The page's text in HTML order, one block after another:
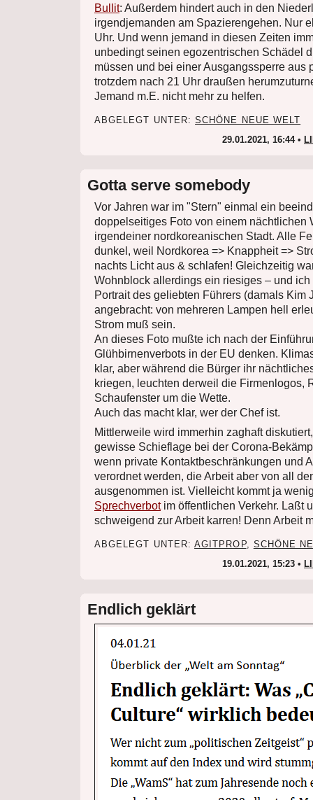
Bullit: Außerdem hindert auch in den
irgendjemanden am Spazierengehen. Nur
Uhr. Und wenn jemand in diesen Zeiten
unbedingt seinen egozentrischen Schädel
müssen und bei einer Ausgangssperre aus
trotzdem nach 21 Uhr draußen
Jemand m.E. nicht mehr zu helfen.
ABGELEGT UNTER:SCHÖNE NEUE WELT
29.01.2021, 16:44 •
Gotta serve somebody
Vor Jahren war im "Stern" einmal ein
doppelseitiges Foto von einem nächtlichen
irgendeiner nordkoreanischen Stadt. Alle
dunkel, weil Nordkorea => Knappheit =>
nachts Licht aus & schlafen! Gleichzeitig
Wohnblock allerdings ein riesiges – und
Portrait des geliebten Führers (damals Kim
angebracht: von mehreren Lampen hell
Strom muß sein.
An dieses Foto mußte ich nach der
Glühbirnenverbots in der EU denken.
klar, aber während die Bürger ihr
kriegen, leuchten derweil die Firmenlogos,
Schaufenster um die Wette.
Auch das macht klar, wer der Chef ist.
Mittlerweile wird immerhin zaghaft
gewisse Schieflage bei der Corona-
wenn private Kontaktbeschränkungen und
verordnet werden, die Arbeit aber von all
ausgenommen ist. Vielleicht kommt ja
Sprechverbotim öffentlichen Verkehr. Laßt
schweigend zur Arbeit karren! Denn Arbeit
ABGELEGT UNTER:AGITPROP, SCHÖNE
19.01.2021, 15:23 •
Endlich geklärt